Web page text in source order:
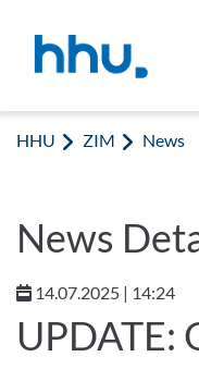
HHU ZIM News
News
14.07.2025 | 14:24
UPDATE: